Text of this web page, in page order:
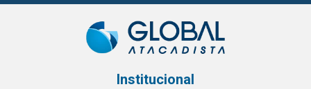
Institucional